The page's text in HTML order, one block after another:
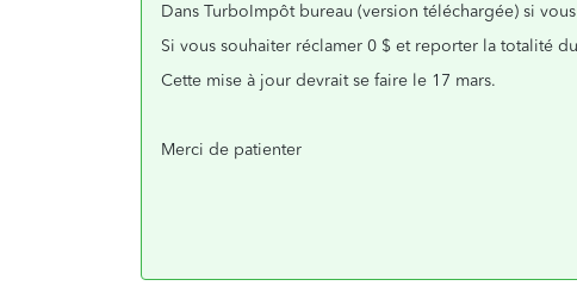
Dans TurboImpôt bureau (version téléchargée) si
Si vous souhaiter réclamer 0 $ et reporter la totalité
Cette mise à jour devrait se faire le 17 mars.
Merci de patienter